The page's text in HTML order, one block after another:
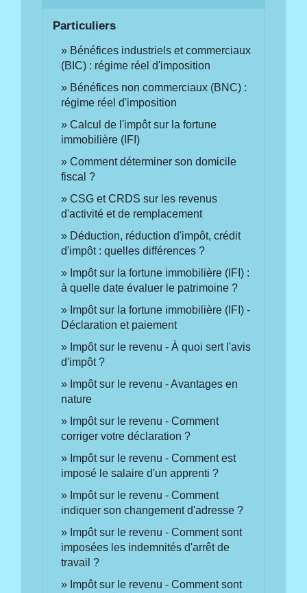
Particuliers
Bénéfices industriels et commerciaux
(BIC) : régime réel d'imposition
Bénéfices non commerciaux (BNC) :
régime réel d'imposition
Calcul de l'impôt sur la fortune
immobilière (IFI)
Comment déterminer son domicile
fiscal ?
CSG et CRDS sur les revenus
d'activité et de remplacement
Déduction, réduction d'impôt, crédit
d'impôt : quelles différences ?
Impôt sur la fortune immobilière (IFI) :
à quelle date évaluer le patrimoine ?
Impôt sur la fortune immobilière (IFI) -
Déclaration et paiement
Impôt sur le revenu - À quoi sert l'avis
d'impôt ?
Impôt sur le revenu - Avantages en
nature
Impôt sur le revenu - Comment
corriger votre déclaration ?
Impôt sur le revenu - Comment est
imposé le salaire d'un apprenti ?
Impôt sur le revenu - Comment
indiquer son changement d'adresse ?
Impôt sur le revenu - Comment sont
imposées les indemnités d'arrêt de
travail ?
Impôt sur le revenu - Comment sont